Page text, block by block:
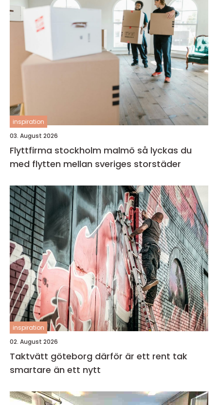
inspiration
03. August 2026
Flyttfirma stockholm malmö så lyckas du
med flytten mellan sveriges storstäder
inspiration
02. August 2026
Taktvätt göteborg därför är ett rent tak
smartare än ett nytt